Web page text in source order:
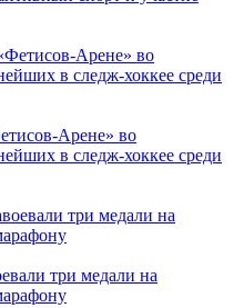
Арене» во
в следж-хоккее среди
три медали на